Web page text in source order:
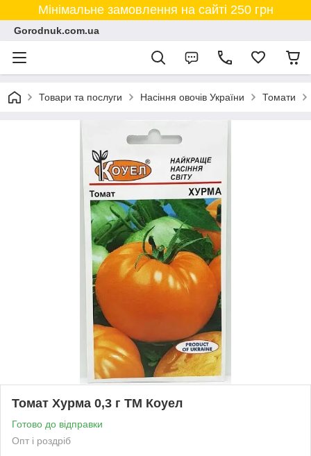
Мінімальне замовлення на сайті 250 грн
Gorodnuk.com.ua
Товари та послуги Насіння овочів України Томати
Томат Хурма 0,3 г ТМ Коуел
Готово до відправки
Опт і роздріб